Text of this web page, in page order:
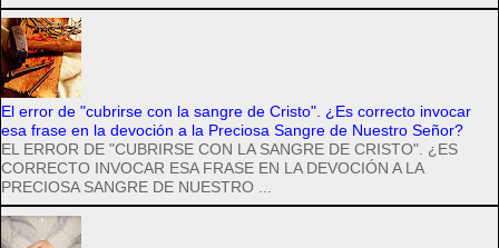
El error de "cubrirse con la sangre de Cristo". ¿Es correcto invocar
esa frase en la devoción a la Preciosa Sangre de Nuestro Señor?
EL ERROR DE "CUBRIRSE CON LA SANGRE DE CRISTO". ¿ES
CORRECTO INVOCAR ESA FRASE EN LA DEVOCIÓN A LA
PRECIOSA SANGRE DE NUESTRO ...